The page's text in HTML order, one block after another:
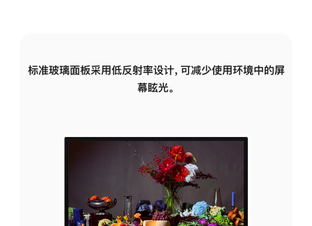
标准玻璃面板采用低反射率设计，可减少使用环境中的屏
幕眩光。